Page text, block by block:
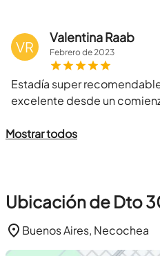
VR
Valentina Raab
Febrerode2023
Estadía super
excelente desde un
Mostrar todos
Ubicación de Dto
Buenos Aires, Necochea